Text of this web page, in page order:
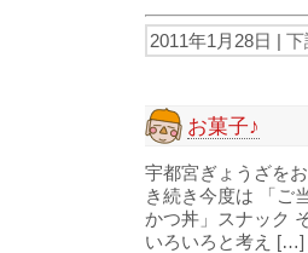
2011年1月28日 | 下
お菓子♪
宇都宮ぎょうざを
き続き今度は 「ご
かつ丼」スナック
いろいろと考え […]